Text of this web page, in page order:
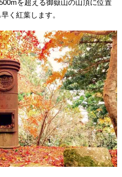
を超える御嶽山の山頂に位置
く紅葉します。